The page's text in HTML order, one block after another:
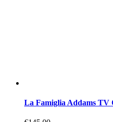
La Famiglia Addams TV